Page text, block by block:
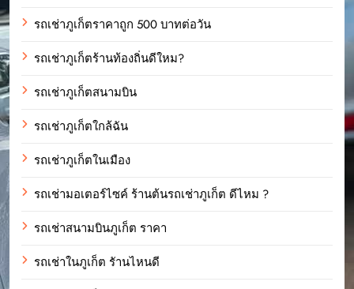
รถเช่าภูเก็ตราคาถูก 500 บาทต่อวัน
รถเช่าภูเก็ตร้านท้องถิ่นดีใหม?
รถเช่าภูเก็ตสนามบิน
รถเช่าภูเก็ตใกล้ฉัน
รถเช่าภูเก็ตในเมือง
รถเช่ามอเตอร์ไซค์ ร้านต้นรถเช่าภูเก็ต ดีไหม ?
รถเช่าสนามบินภูเก็ต ราคา
รถเช่าในภูเก็ต รัานไหนดี